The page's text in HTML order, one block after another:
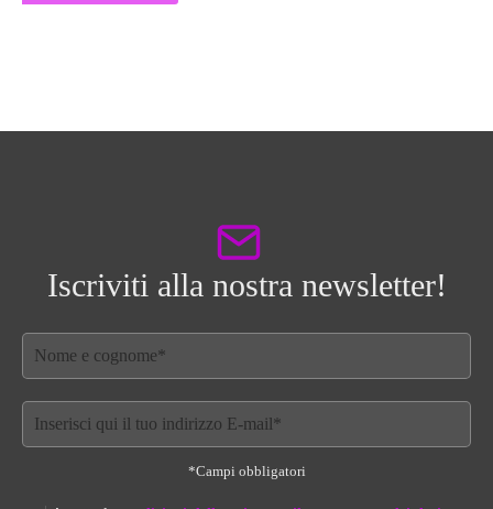
Iscriviti alla nostra newsletter!
*Campi obbligatori